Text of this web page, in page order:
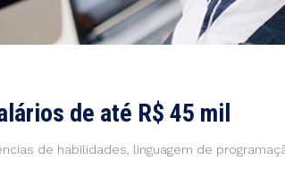
de até R$ 45 mil
de habilidades, linguagem de